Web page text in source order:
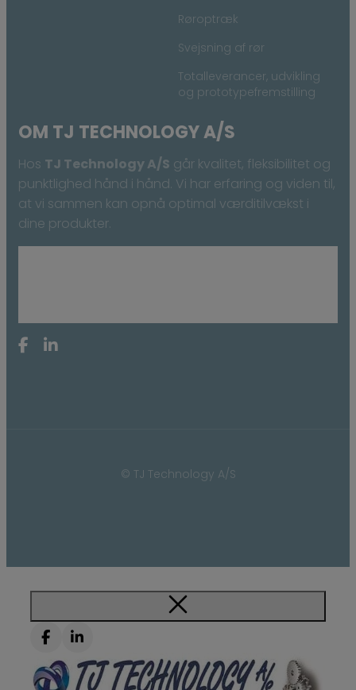
OM TJ TECHNOLOGY A/S
Hos TJ Technology A/S går kvalitet, fleksibilitet og
punktlighed hånd i hånd. Vi har erfaring og viden til,
at vi sammen kan opnå optimal værditilvækst i
dine produkter.
Røroptræk
Svejsning af rør
Totalleverancer, udvikling
og prototypefremstilling
© TJ Technology A/S